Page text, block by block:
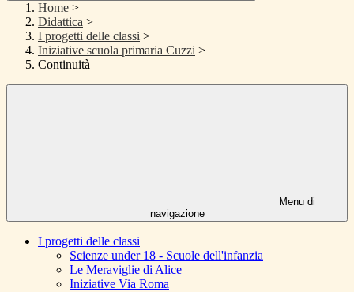
Home >
Didattica >
I progetti delle classi >
Iniziative scuola primaria Cuzzi >
Continuità
Menu di
navigazione
I progetti delle classi
Scienze under 18 - Scuole dell'infanzia
Le Meraviglie di Alice
Iniziative Via Roma